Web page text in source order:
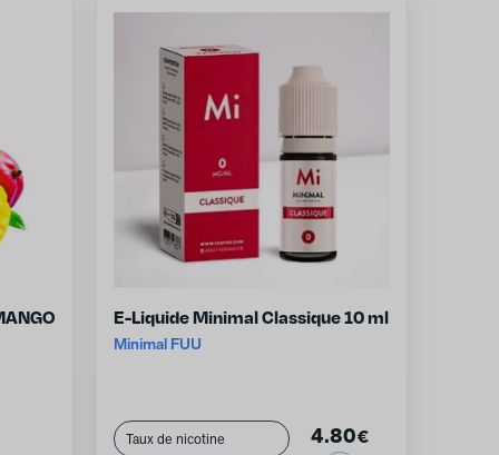
E-Liquide Minimal Classique 10 ml
Minimal FUU
4.80€